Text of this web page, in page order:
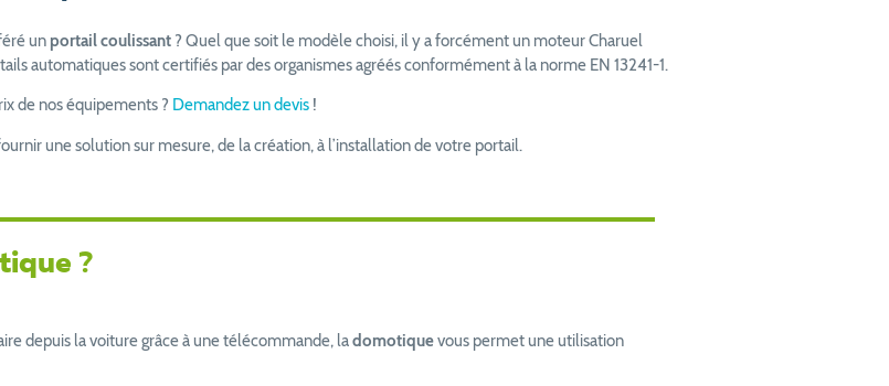
un portail coulissant ? Quel que soit le modèle choisi, il y a forcément un moteur Charuel
automatiques sont certifiés par des organismes agréés conformément à la norme EN 13241-1.
de nos équipements ? Demandez un devis !
une solution sur mesure, de la création, à l’installation de votre portail.
?
depuis la voiture grâce à une télécommande, ladomotiquevous permet une utilisation